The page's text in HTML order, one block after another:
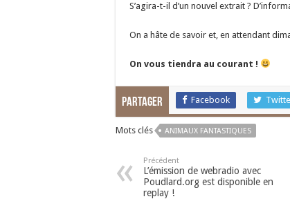
S’agira-t-il d’un nouvel extrait ?
On a hâte de savoir et, en attendant
On vous tiendra au courant !
Partager Facebook
Mots clés ANIMAUX FANTASTIQUES
Précédent
L’émission de webradio avec
Poudlard.org est disponible en
replay !